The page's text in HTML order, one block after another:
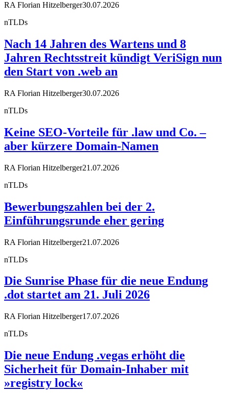
RA Florian Hitzelberger30.07.2026
nTLDs
Nach 14 Jahren des Wartens und 8
Jahren Rechtsstreit kündigt VeriSign nun
den Start von .web an
RA Florian Hitzelberger30.07.2026
nTLDs
Keine SEO-Vorteile für .law und Co. –
aber kürzere Domain-Namen
RA Florian Hitzelberger21.07.2026
nTLDs
Bewerbungszahlen bei der 2.
Einführungsrunde eher gering
RA Florian Hitzelberger21.07.2026
nTLDs
Die Sunrise Phase für die neue Endung
.dot startet am 21. Juli 2026
RA Florian Hitzelberger17.07.2026
nTLDs
Die neue Endung .vegas erhöht die
Sicherheit für Domain-Inhaber mit
»registry lock«